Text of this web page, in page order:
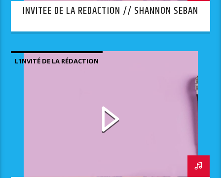
INVITEE DE LA REDACTION // SHANNON SEBAN
L'INVITÉ DE LA RÉDACTION